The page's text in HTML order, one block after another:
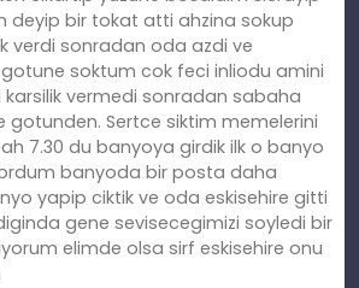
deyip bir tokat atti ahzina sokup
verdi sonradan oda azdi ve
soktum cok feci inliodu amini
vermedi sonradan sabaha
gotunden. Sertce siktim memelerini
7.30 du banyoya girdik ilk o banyo
banyoda bir posta daha
yapip ciktik ve oda eskisehire gitti
gene sevisecegimizi soyledi bir
elimde olsa sirf eskisehire onu